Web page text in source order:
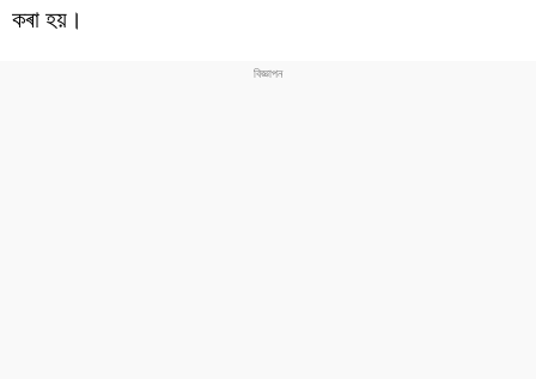
কৰা হয়।